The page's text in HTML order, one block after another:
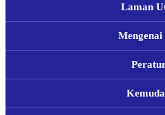
Laman